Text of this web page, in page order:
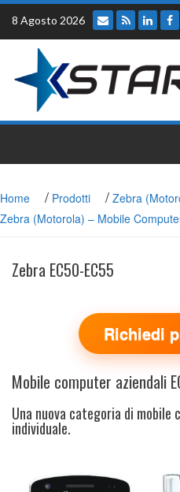
Skip
content
8 Agosto 2026
Home / Prodotti / Zebra
Zebra (Motorola) – Mobile
Zebra EC50-EC55
Richiedi
Mobile computer aziendali
Una nuova categoria di mobile
individuale.